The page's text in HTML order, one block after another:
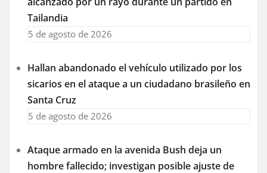
Tailandia
5 de agosto de 2026
Hallan abandonado el vehículo utilizado por los
sicarios en el ataque a un ciudadano brasileño en
Santa Cruz
5 de agosto de 2026
Ataque armado en la avenida Bush deja un
hombre fallecido; investigan posible ajuste de